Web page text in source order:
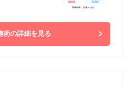
術の詳細を見る